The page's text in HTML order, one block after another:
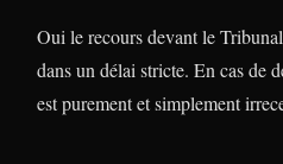
Oui le recours devant le
dans un délai stricte. En cas de
est purement et simplement